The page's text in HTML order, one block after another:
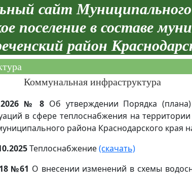
сайт Муниципального
поселение в составе
район
Коммунальная инфраструктура
№ 8 Об утверждении Порядка
в сфере теплоснабжения на
района Краснодарского края
Теплоснабжение(скачать)
№61 О внесении изменений в схемы